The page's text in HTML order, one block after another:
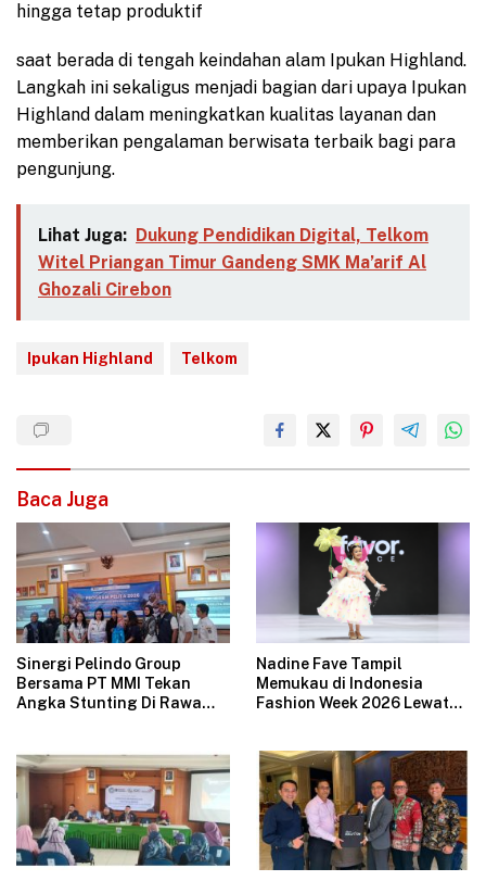
hingga tetap produktif
saat berada di tengah keindahan alam Ipukan Highland.
Langkah ini sekaligus menjadi bagian dari upaya Ipukan
Highland dalam meningkatkan kualitas layanan dan
memberikan pengalaman berwisata terbaik bagi para
pengunjung.
Lihat Juga: Dukung Pendidikan Digital, Telkom
Witel Priangan Timur Gandeng SMK Ma’arif Al
Ghozali Cirebon
Ipukan Highland Telkom
Baca Juga
Sinergi Pelindo Group
Bersama PT MMI Tekan
Angka Stunting Di Rawa
Nadine Fave Tampil
Memukau di Indonesia
Fashion Week 2026 Lewat